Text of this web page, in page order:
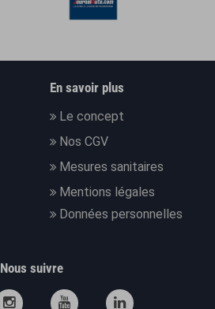
En savoir plus
Le concept
Nos CGV
Mesures sanitaires
Mentions légales
Données personnelles
Nous suivre